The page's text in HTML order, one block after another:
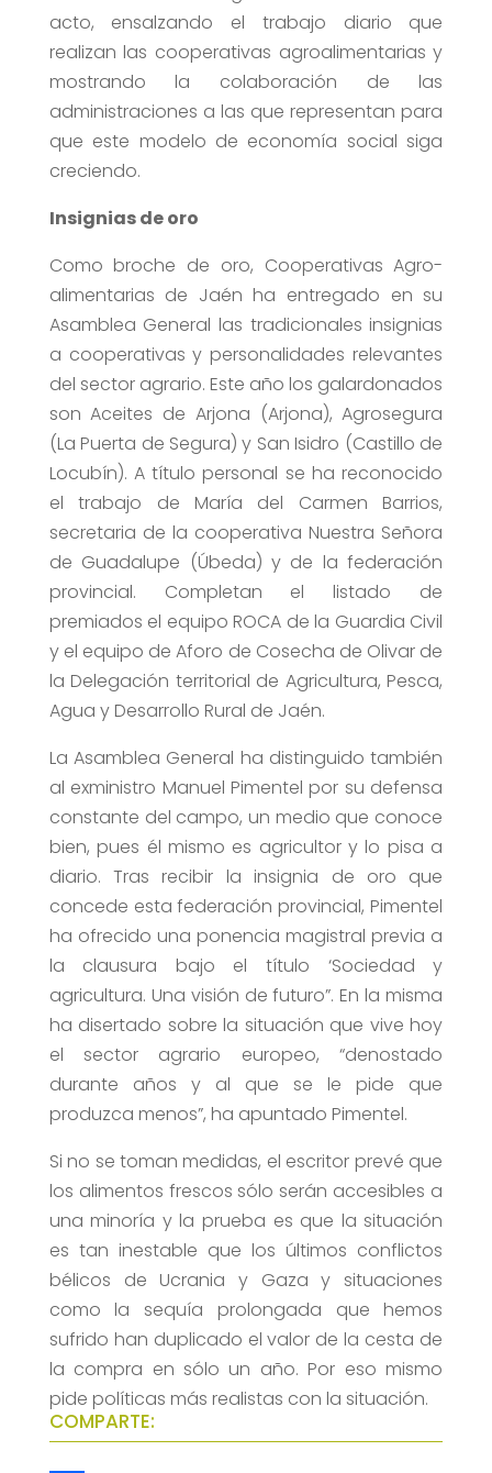
acto, ensalzando el trabajo diario que
realizan las cooperativas agroalimentarias y
mostrando la colaboración de las
administraciones a las que representan para
que este modelo de economía social siga
creciendo.
Insignias de oro
Como broche de oro, Cooperativas Agro-
alimentarias de Jaén ha entregado en su
Asamblea General las tradicionales insignias
a cooperativas y personalidades relevantes
del sector agrario. Este año los galardonados
son Aceites de Arjona (Arjona), Agrosegura
(La Puerta de Segura) y San Isidro (Castillo de
Locubín). A título personal se ha reconocido
el trabajo de María del Carmen Barrios,
secretaria de la cooperativa Nuestra Señora
de Guadalupe (Úbeda) y de la federación
provincial. Completan el listado de
premiados el equipo ROCA de la Guardia Civil
y el equipo de Aforo de Cosecha de Olivar de
la Delegación territorial de Agricultura, Pesca,
Agua y Desarrollo Rural de Jaén.
La Asamblea General ha distinguido también
al exministro Manuel Pimentel por su defensa
constante del campo, un medio que conoce
bien, pues él mismo es agricultor y lo pisa a
diario. Tras recibir la insignia de oro que
concede esta federación provincial, Pimentel
ha ofrecido una ponencia magistral previa a
la clausura bajo el título ‘Sociedad y
agricultura. Una visión de futuro”. En la misma
ha disertado sobre la situación que vive hoy
el sector agrario europeo, “denostado
durante años y al que se le pide que
produzca menos”, ha apuntado Pimentel.
Si no se toman medidas, el escritor prevé que
los alimentos frescos sólo serán accesibles a
una minoría y la prueba es que la situación
es tan inestable que los últimos conflictos
bélicos de Ucrania y Gaza y situaciones
como la sequía prolongada que hemos
sufrido han duplicado el valor de la cesta de
la compra en sólo un año. Por eso mismo
pide políticas más realistas con la situación.
COMPARTE: